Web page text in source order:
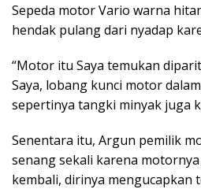
Sepeda motor Vario warna
hendak pulang dari nyadap
“Motor itu Saya temukan
Saya, lobang kunci motor
sepertinya tangki minyak juga
Senentara itu, Argun pemilik
senang sekali karena
kembali, dirinya mengucapkan